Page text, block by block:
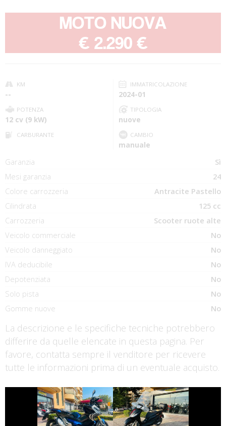
MOTO NUOVA
€ 2.290 €
KM
--
IMMATRICOLAZIONE
2024-01
POTENZA
12 cv (9 kW)
TIPOLOGIA
nuove
CARBURANTE CAMBIO
manuale
Garanzia
Sì
Mesi garanzia
24
Colore carrozzeria
Antracite Pastello
Cilindrata
125 cc
Carrozzeria
Scooter ruote alte
Veicolo commerciale
No
Veicolo danneggiato
No
IVA deducibile
No
Depotenziata
No
Solo pista
No
Gomme nuove
No
La descrizione e le specifiche tecniche potrebbero
differire da quelle elencate in questa pagina. Per
favore, contatta sempre il venditore per ricevere
tutte le informazioni prima di un eventuale acquisto.
HONDA X-ADV PIAGGIO MEDLEY